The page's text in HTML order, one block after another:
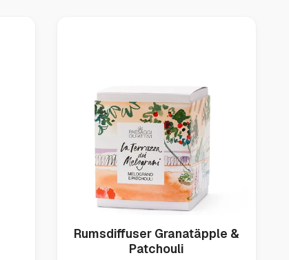
Rumsdiffuser Granatäpple &
Patchouli